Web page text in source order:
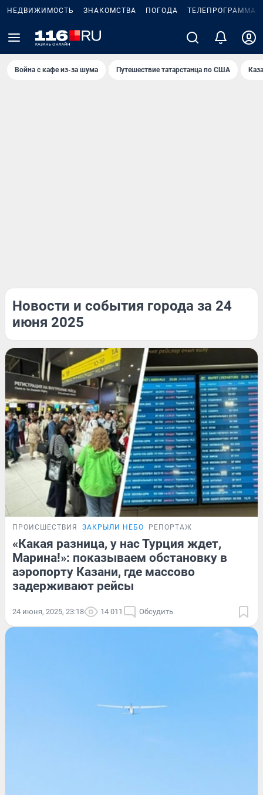
НЕДВИЖИМОСТЬ ЗНАКОМСТВА ПОГОДА ТЕЛЕПРОГРАММА
Война с кафе из-за шума Путешествие татарстанца по США
Новости и события города за 24
июня 2025
ПРОИСШЕСТВИЯ ЗАКРЫЛИ НЕБО РЕПОРТАЖ
«Какая разница, у нас Турция ждет,
Марина!»: показываем обстановку в
аэропорту Казани, где массово
задерживают рейсы
24 июня, 2025, 23:18 14 011 Обсудить